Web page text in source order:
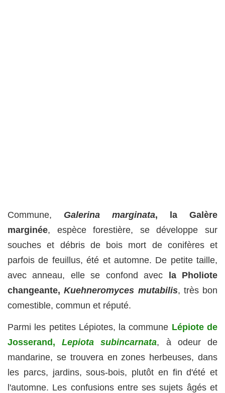
Commune, Galerina marginata, la Galère
marginée, espèce forestière, se développe sur
souches et débris de bois mort de conifères et
parfois de feuillus, été et automne. De petite taille,
avec anneau, elle se confond avec
la Pholiote
changeante,Kuehneromyces mutabilis, très bon
comestible, commun et réputé.
Parmi les petites Lépiotes, la commune Lépiote de
Josserand,Lepiota subincarnata, à odeur de
mandarine, se trouvera en zones herbeuses, dans
les parcs, jardins, sous-bois, plutôt en fin d'été et
l'automne. Les confusions entre ses sujets âgés et